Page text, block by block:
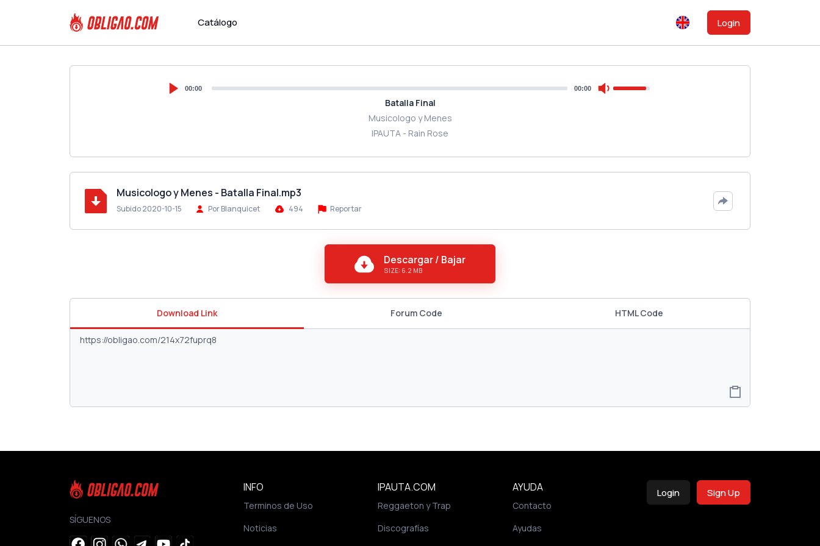
Catálogo Login
00:00 00:00
Batalla Final
Musicologo y Menes
IPAUTA - Rain Rose
Musicologo y Menes - Batalla Final.mp3
Subido 2020-10-15 Por Blanquicet 494 Reportar
Descargar / Bajar
SIZE: 6.2 MB
Download Link Forum Code HTML Code
SÍGUENOS
INFO
Terminos de Uso
Noticias
IPAUTA.COM
Reggaeton y Trap
Discografías
AYUDA
Contacto
Ayudas
Login Sign Up